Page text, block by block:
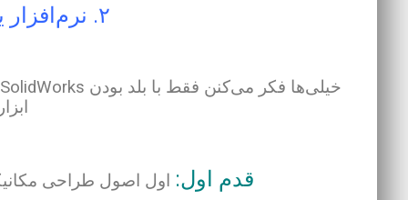
۲. نرم‌افزار یاد بگیر؛ اما اصولی
قدم اول: اول اصول طراحی